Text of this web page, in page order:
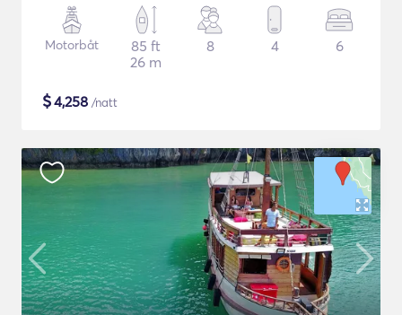
Motorbåt
85 ft
26 m
8 4 6
$4,258 /natt